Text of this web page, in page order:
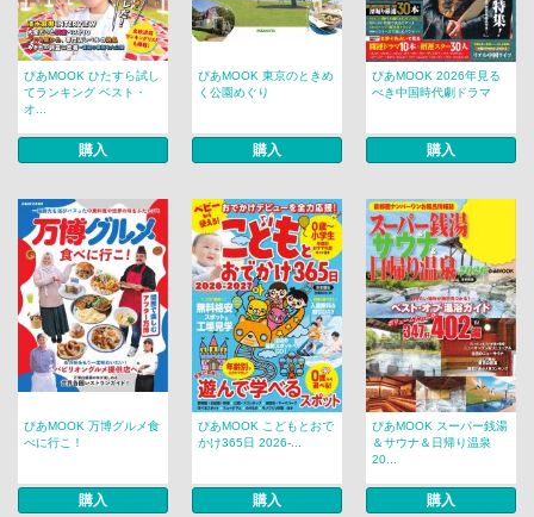
ぴあMOOK ひたすら試し
てランキング ベスト・
オ...
購入
ぴあMOOK 東京のときめ
く公園めぐり
購入
ぴあMOOK 2026年見る
べき中国時代劇ドラマ
購入
ぴあMOOK 万博グルメ食
べに行こ！
購入
ぴあMOOK こどもとおで
かけ365日 2026-...
購入
ぴあMOOK スーパー銭湯
＆サウナ＆日帰り温泉
20...
購入